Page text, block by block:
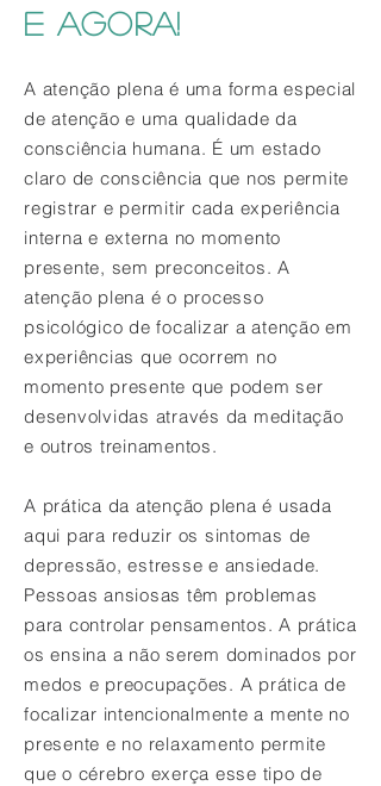
E AGORA!
A atenção plena é uma forma especial
de atenção e uma qualidade da
consciência humana. É um estado
claro de consciência que nos permite
registrar e permitir cada experiência
interna e externa no momento
presente, sem preconceitos. A
atenção plena é o processo
psicológico de focalizar a atenção em
experiências que ocorrem no
momento presente que podem ser
desenvolvidas através da meditação
e outros treinamentos.
A prática da atenção plena é usada
aqui para reduzir os sintomas de
depressão, estresse e ansiedade.
Pessoas ansiosas têm problemas
para controlar pensamentos. A prática
os ensina a não serem dominados por
medos e preocupações. A prática de
focalizar intencionalmente a mente no
presente e no relaxamento permite
que o cérebro exerça esse tipo de